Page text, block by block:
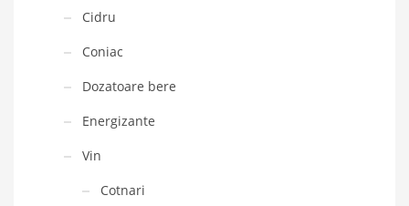
Cidru
Coniac
Dozatoare bere
Energizante
Vin
Cotnari